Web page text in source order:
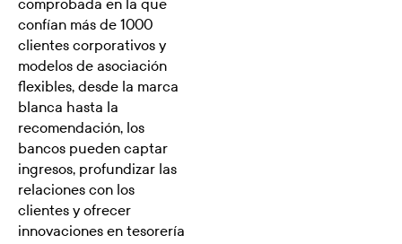
comprobada en la que
confían más de 1000
clientes corporativos y
modelos de asociación
flexibles, desde la marca
blanca hasta la
recomendación, los
bancos pueden captar
ingresos, profundizar las
relaciones con los
clientes y ofrecer
innovaciones en tesorería